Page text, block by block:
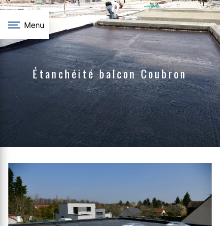
Menu
Étanchéité balcon Coubron
Panneau de gestion des cookies